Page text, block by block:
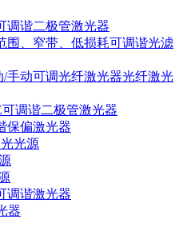
调谐二极管激光器
围、窄带、低损耗可调谐光滤
/手动可调光纤激光器光纤激光
可调谐二极管激光器
保偏激光器
光源
调谐激光器
器